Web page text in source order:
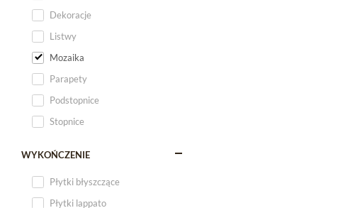
Dekoracje
Listwy
Mozaika
Parapety
Podstopnice
Stopnice
WYKOŃCZENIE
Płytki błyszczące
Płytki lappato